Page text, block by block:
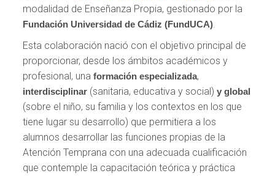
modalidad de Enseñanza Propia, gestionado por la
Fundación Universidad de Cádiz (FundUCA)
Esta colaboración nació con el objetivo principal de
proporcionar, desde los ámbitos académicos y
profesional, unaformación especializada,
interdisciplinar (sanitaria, educativa y social)y global
(sobre el niño, su familia y los contextos en los que
tiene lugar su desarrollo) que permitiera a los
alumnos desarrollar las funciones propias de la
Atención Temprana con una adecuada cualificación
que contemple la capacitación teórica y práctica